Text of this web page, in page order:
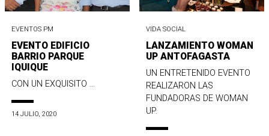
EVENTOS PM
EVENTO EDIFICIO
BARRIO PARQUE
IQUIQUE
CON UN EXQUISITO ...
14 JULIO, 2020
VIDA SOCIAL
LANZAMIENTO WOMAN
UP ANTOFAGASTA
UN ENTRETENIDO EVENTO
REALIZARON LAS
FUNDADORAS DE WOMAN
UP.